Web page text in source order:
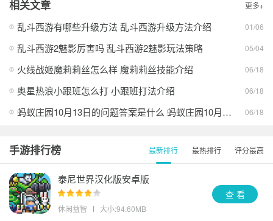
相关文章 更多+
乱斗西游有哪些升级方法 乱斗西游升级方法介绍 01/06
乱斗西游2魅影厉害吗 乱斗西游2魅影玩法策略 05/04
火线战姬魔莉莉丝怎么样 魔莉莉丝技能介绍 06/18
奥星热浪小跟班怎么打 小跟班打法介绍 06/18
蚂蚁庄园10月13日的问题答案是什么 蚂蚁庄园10月13日答案最新分享 06/18
手游排行榜 最新排行 最热排行 评分最高
泰尼世界汉化版安卓版
休闲益智 大小:94.60MB
查 看